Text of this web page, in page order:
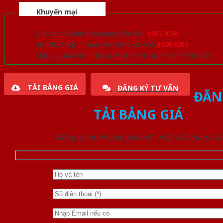
Khuyến mại
Quà tặng đồ nội thất trang trí lên đến 1.000.000đ
Giảm trực tiếp khi mua đơn hàng lớn hơn 3.000.000đ
Nhiều ưu đãi lớn khi đăng ký tài khoản thành viên thân thiết
TẢI BẢNG GIÁ ĐĂNG KÝ TƯ VẤN
TẢI BẢNG GIÁ
Đăng ký nhận báo giá mới nhất từ chúng tôi